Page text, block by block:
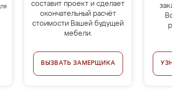
составит проект и сделает
окончательный расчёт
стоимости Вашей будущей
мебели.
ВЫЗВАТЬ ЗАМЕРЩИКА